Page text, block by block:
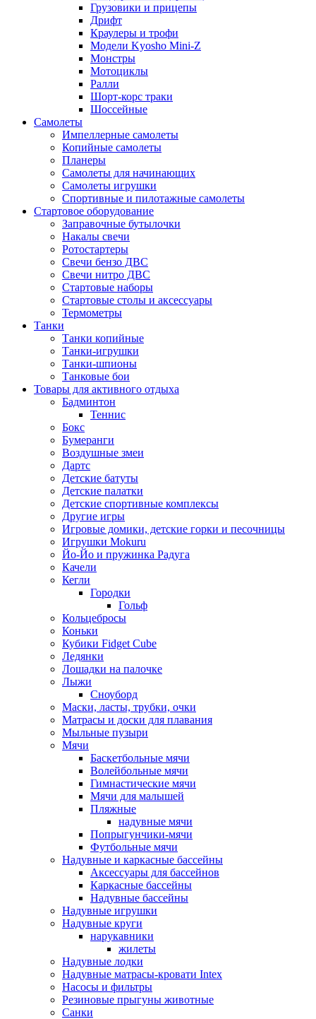
Грузовики и прицепы
Дрифт
Краулеры и трофи
Модели Kyosho Mini-Z
Монстры
Мотоциклы
Ралли
Шорт-корс траки
Шоссейные
Самолеты
Импеллерные самолеты
Копийные самолеты
Планеры
Самолеты для начинающих
Самолеты игрушки
Спортивные и пилотажные самолеты
Стартовое оборудование
Заправочные бутылочки
Накалы свечи
Ротостартеры
Свечи бензо ДВС
Свечи нитро ДВС
Стартовые наборы
Стартовые столы и аксессуары
Термометры
Танки
Танки копийные
Танки-игрушки
Танки-шпионы
Танковые бои
Товары для активного отдыха
Бадминтон
Теннис
Бокс
Бумеранги
Воздушные змеи
Дартс
Детские батуты
Детские палатки
Детские спортивные комплексы
Другие игры
Игровые домики, детские горки и песочницы
Игрушки Mokuru
Йо-Йо и пружинка Радуга
Качели
Кегли
Городки
Гольф
Кольцебросы
Коньки
Кубики Fidget Cube
Ледянки
Лошадки на палочке
Лыжи
Сноуборд
Маски, ласты, трубки, очки
Матрасы и доски для плавания
Мыльные пузыри
Мячи
Баскетбольные мячи
Волейбольные мячи
Гимнастические мячи
Мячи для малышей
Пляжные
надувные мячи
Попрыгунчики-мячи
Футбольные мячи
Надувные и каркасные бассейны
Аксессуары для бассейнов
Каркасные бассейны
Надувные бассейны
Надувные игрушки
Надувные круги
нарукавники
жилеты
Надувные лодки
Надувные матрасы-кровати Intex
Насосы и фильтры
Резиновые прыгуны животные
Санки